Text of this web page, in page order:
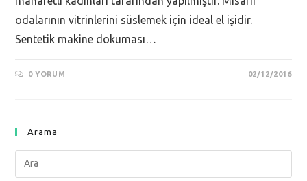
odalarının vitrinlerini süslemek için ideal el işidir.
Sentetik makine dokuması…
0 YORUM 02/12/2016
Arama
Search
this